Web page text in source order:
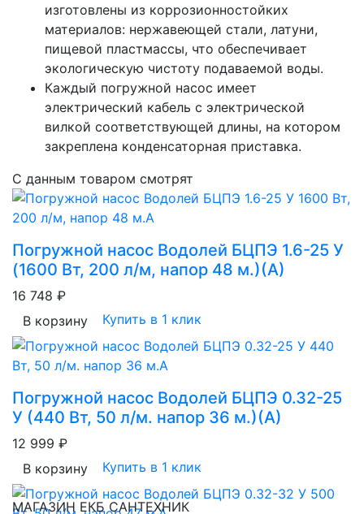
изготовлены из коррозионностойких
материалов: нержавеющей стали, латуни,
пищевой пластмассы, что обеспечивает
экологическую чистоту подаваемой воды.
Каждый погружной насос имеет
электрический кабель с электрической
вилкой соответствующей длины, на котором
закреплена конденсаторная приставка.
С данным товаром смотрят
Погружной насос Водолей БЦПЭ 1.6-25 У
(1600 Вт, 200 л/м, напор 48 м.)(А)
16 748 ₽
В корзину
Купить в 1 клик
Погружной насос Водолей БЦПЭ 0.32-25
У (440 Вт, 50 л/м. напор 36 м.)(А)
12 999 ₽
В корзину
Купить в 1 клик
МАГАЗИН ЕКБ САНТЕХНИК